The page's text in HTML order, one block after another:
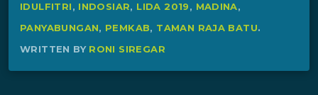
IDULFITRI, INDOSIAR, LIDA 2019, MADINA,
PANYABUNGAN, PEMKAB, TAMAN RAJA BATU.
WRITTEN BY RONI SIREGAR